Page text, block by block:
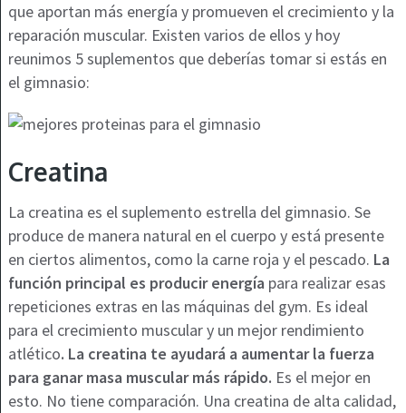
que aportan más energía y promueven el crecimiento y la
reparación muscular. Existen varios de ellos y hoy
reunimos 5 suplementos que deberías tomar si estás en
el gimnasio:
Creatina
La creatina es el suplemento estrella del gimnasio. Se
produce de manera natural en el cuerpo y está presente
en ciertos alimentos, como la carne roja y el pescado. La
función principal es producir energía para realizar esas
repeticiones extras en las máquinas del gym. Es ideal
para el crecimiento muscular y un mejor rendimiento
atlético. La creatina te ayudará a aumentar la fuerza
para ganar masa muscular más rápido. Es el mejor en
esto. No tiene comparación. Una creatina de alta calidad,